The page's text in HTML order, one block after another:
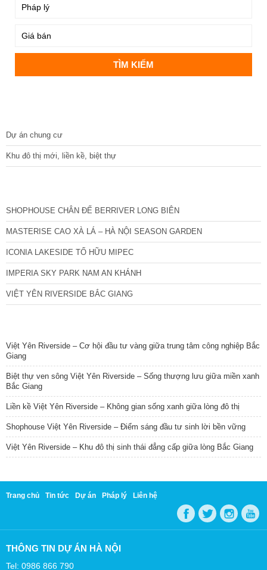
Dự án chung cư
Khu đô thị mới, liền kề, biệt thự
SHOPHOUSE CHÂN ĐẾ BERRIVER LONG BIÊN
MASTERISE CAO XÀ LÁ – HÀ NỘI SEASON GARDEN
ICONIA LAKESIDE TỐ HỮU MIPEC
IMPERIA SKY PARK NAM AN KHÁNH
VIỆT YÊN RIVERSIDE BẮC GIANG
Việt Yên Riverside – Cơ hội đầu tư vàng giữa trung tâm công nghiệp Bắc
Giang
Biệt thự ven sông Việt Yên Riverside – Sống thượng lưu giữa miền xanh
Bắc Giang
Liền kề Việt Yên Riverside – Không gian sống xanh giữa lòng đô thị
Shophouse Việt Yên Riverside – Điểm sáng đầu tư sinh lời bền vững
Việt Yên Riverside – Khu đô thị sinh thái đẳng cấp giữa lòng Bắc Giang
Trang chủ Tin tức Dự án Pháp lý Liên hệ
THÔNG TIN DỰ ÁN HÀ NỘI
Tel: 0986 866 790